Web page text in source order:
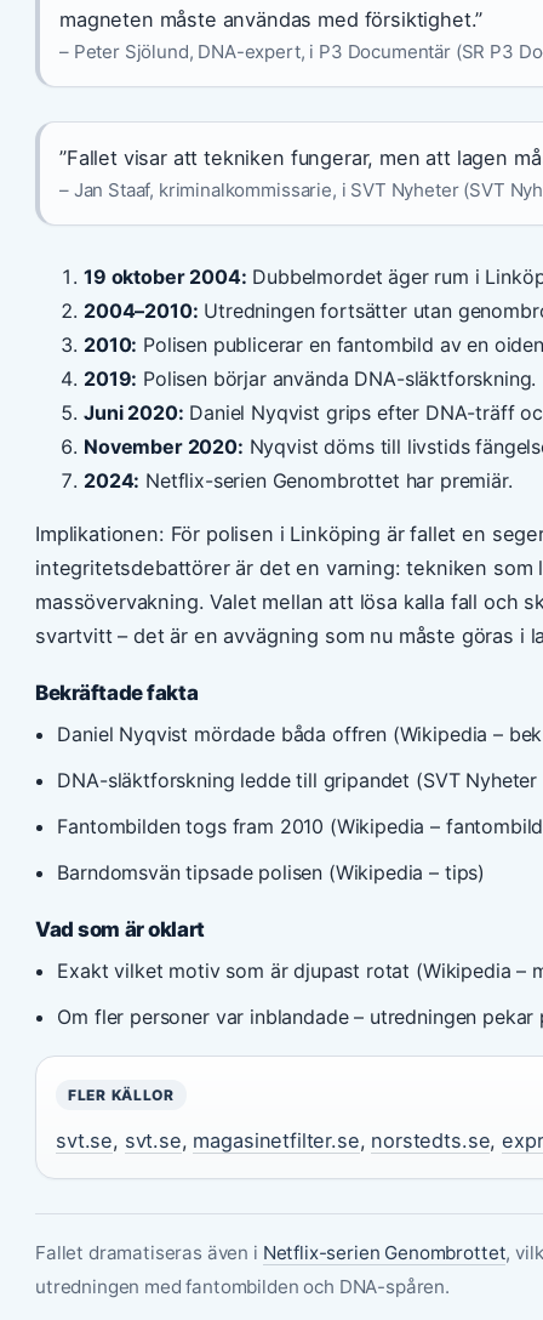
magneten måste användas med försiktighet.”
– Peter Sjölund, DNA-expert, i P3 Documentär (SR P3
”Fallet visar att tekniken fungerar, men att lagen
– Jan Staaf, kriminalkommissarie, i SVT Nyheter (SVT
19 oktober 2004: Dubbelmordet äger rum i
2004–2010: Utredningen fortsätter utan
2010: Polisen publicerar en fantombild av en
2019: Polisen börjar använda DNA-släktforskning.
Juni 2020: Daniel Nyqvist grips efter DNA-träff
November 2020: Nyqvist döms till livstids
2024: Netflix-serien Genombrottet har premiär.
Implikationen: För polisen i Linköping är fallet en
integritetsdebattörer är det en varning: tekniken
massövervakning. Valet mellan att lösa kalla fall och
svartvitt – det är en avvägning som nu måste göras i
Bekräftade fakta
Daniel Nyqvist mördade båda offren (Wikipedia –
DNA-släktforskning ledde till gripandet (SVT
Fantombilden togs fram 2010 (Wikipedia –
Barndomsvän tipsade polisen (Wikipedia – tips)
Vad som är oklart
Exakt vilket motiv som är djupast rotat (Wikipedia –
Om fler personer var inblandade – utredningen
FLER KÄLLOR
svt.se, svt.se, magasinetfilter.se, norstedts.se,
Fallet dramatiseras även i Netflix-serien Genombrottet,
utredningen med fantombilden och DNA-spåren.